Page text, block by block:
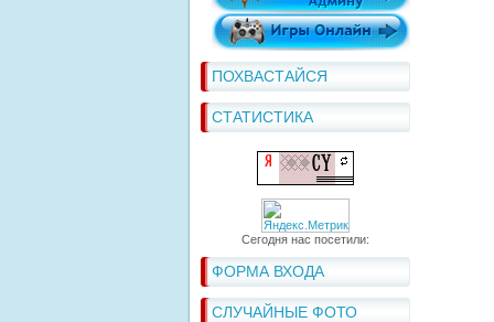
ПОХВАСТАЙСЯ
СТАТИСТИКА
Сегодня нас посетили:
ФОРМА ВХОДА
СЛУЧАЙНЫЕ ФОТО